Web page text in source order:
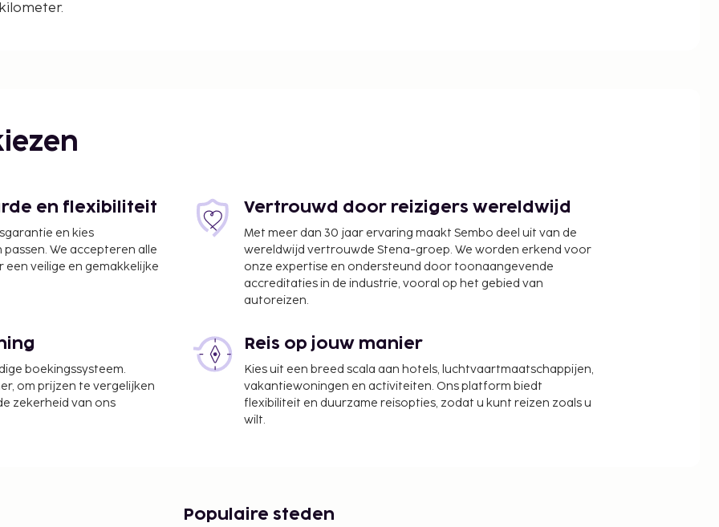
de recreatieve
niet mis.
van jonger dan
een notarieel
en flexibiliteit
en kies
We accepteren alle
veilige en gemakkelijke
Vertrouwd door reizigers wereldwijd
Met meer dan 30 jaar ervaring maakt Sembo deel uit van de
wereldwijd vertrouwde Stena-groep. We worden erkend voor
onze expertise en ondersteund door toonaangevende
accreditaties in de industrie, vooral op het gebied van
autoreizen.
boekingssysteem.
om prijzen te vergelijken
zekerheid van ons
Reis op jouw manier
Kies uit een breed scala aan hotels, luchtvaartmaatschappijen,
vakantiewoningen en activiteiten. Ons platform biedt
flexibiliteit en duurzame reisopties, zodat u kunt reizen zoals u
wilt.
Populaire steden